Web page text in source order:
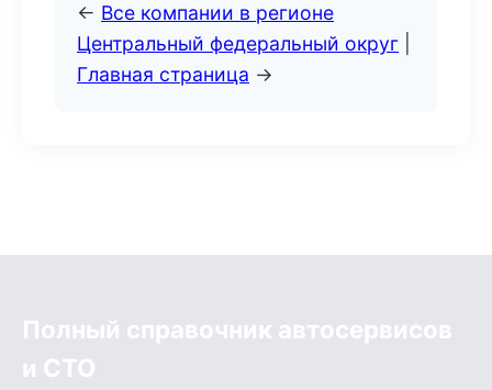
← Все компании в регионе
Центральный федеральный округ
Главная страница →
Полный справочник автосервисов
и СТО